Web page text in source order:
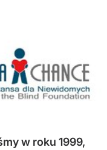
w roku 1999,